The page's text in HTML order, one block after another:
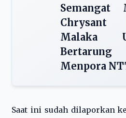
Semangat
Chrysant
Malaka
Menpora
Saat ini sudah dilaporkan